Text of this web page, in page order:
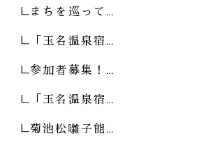
まちを巡って…
「玉名温泉宿…
参加者募集！…
「玉名温泉宿…
菊池松囃子能…